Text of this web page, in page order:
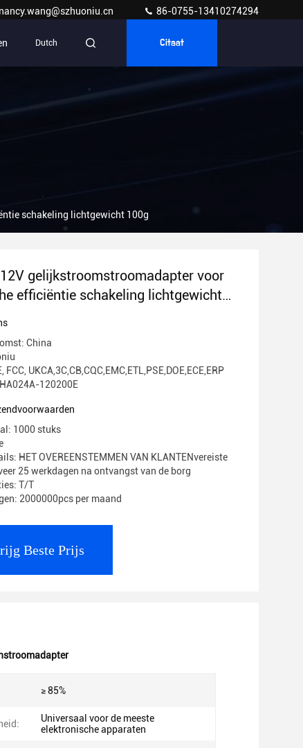
nancy.wang@szhuoniu.cn 86-0755-13410274294
Dutch Citaat
schakeling lichtgewicht 100g
gelijkstroomstroomadapter voor
efficiëntie schakeling lichtgewicht
China
UKCA,3C,CB,CQC,EMC,ETL,PSE,DOE,ECE,ERP
120200E
1000 stuks
HET OVEREENSTEMMEN VAN KLANTENvereiste
25 werkdagen na ontvangst van de borg
T/T
2000000pcs per maand
Beste Prijs
≥ 85%
Universaal voor de meeste
elektronische apparaten